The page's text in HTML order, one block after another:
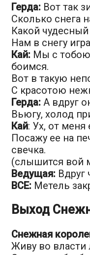
Герда: Вот так
Сколько снега
Какой
Нам в снегу
Кай: Мы с
боимся.
Вот в такую
С красотою
Герда: А вдруг
Вьюгу, холод
Кай: Ух, от меня
Посажу ее на
свечка.
(слышится вой
Ведущая: Вдруг
ВСЕ: Метель
Выход
Снежная
Живу во власти